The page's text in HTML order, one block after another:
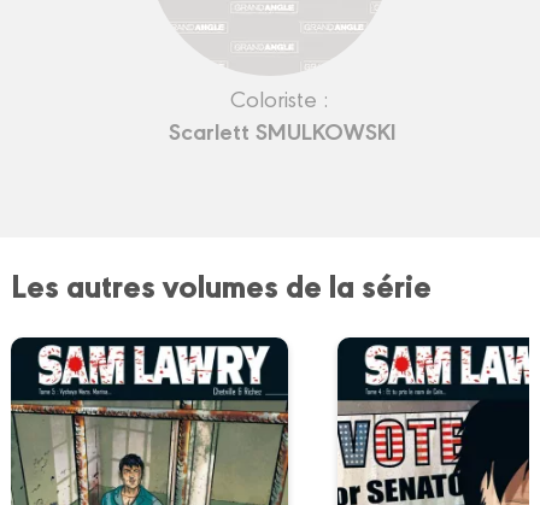
Coloriste :
Scarlett SMULKOWSKI
Les autres volumes de la série